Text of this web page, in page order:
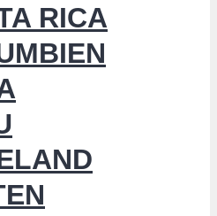
RICA